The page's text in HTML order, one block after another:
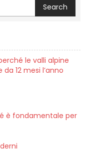
Search
le valli alpine
12 mesi l’anno
è fondamentale per